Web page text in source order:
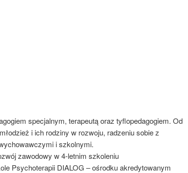
specjalnym, terapeutą oraz tyflopedagogiem. Od
i ich rodziny w rozwoju, radzeniu sobie z
i szkolnymi.
zawodowy w 4-letnim szkoleniu
Psychoterapii DIALOG – ośrodku akredytowanym